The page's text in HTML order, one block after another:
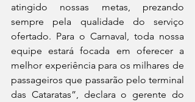
atingido nossas metas, prezando
sempre pela qualidade do serviço
ofertado. Para o Carnaval, toda nossa
equipe estará focada em oferecer a
melhor experiência para os milhares de
passageiros que passarão pelo terminal
das Cataratas”, declara o gerente do